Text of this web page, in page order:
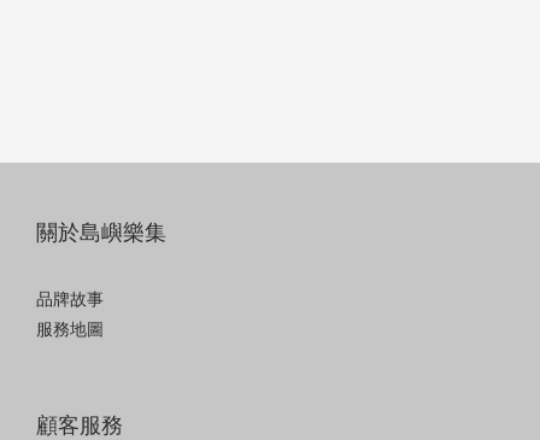
關於島嶼樂集
品牌故事
服務地圖
顧客服務